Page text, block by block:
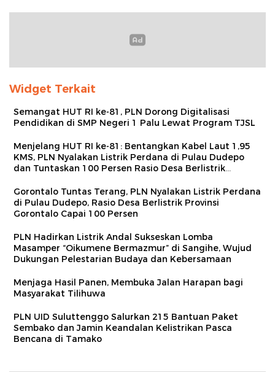
Widget Terkait
Semangat HUT RI ke-81, PLN Dorong Digitalisasi
Pendidikan di SMP Negeri 1 Palu Lewat Program TJSL
Menjelang HUT RI ke-81: Bentangkan Kabel Laut 1,95
KMS, PLN Nyalakan Listrik Perdana di Pulau Dudepo
dan Tuntaskan 100 Persen Rasio Desa Berlistrik
Gorontalo Tuntas Terang, PLN Nyalakan Listrik Perdana
di Pulau Dudepo, Rasio Desa Berlistrik Provinsi
Gorontalo Capai 100 Persen
PLN Hadirkan Listrik Andal Sukseskan Lomba
Masamper “Oikumene Bermazmur” di Sangihe, Wujud
Dukungan Pelestarian Budaya dan Kebersamaan
Menjaga Hasil Panen, Membuka Jalan Harapan bagi
Masyarakat Tilihuwa
PLN UID Suluttenggo Salurkan 215 Bantuan Paket
Sembako dan Jamin Keandalan Kelistrikan Pasca
Bencana di Tamako